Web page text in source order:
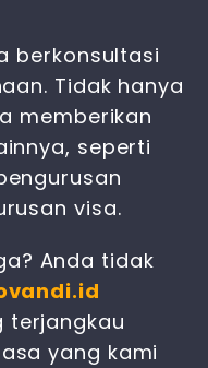
berkonsultasi
Tidak hanya
memberikan
seperti
visa.
Anda tidak
terjangkau
yang kami